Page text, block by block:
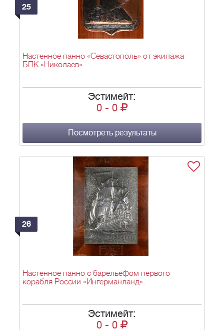
25
Настенное панно «Севастополь» от экипажа
БПК «Николаев».
Эстимейт:
0 - 0
Посмотреть результаты
26
Настенное панно с барельефом первого
корабля России «Ингерманланд».
Эстимейт:
0 - 0